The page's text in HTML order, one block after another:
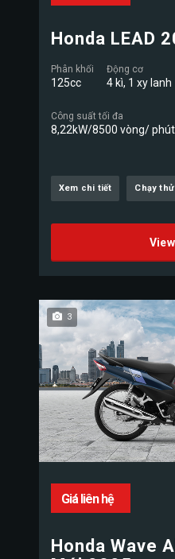
Honda LEAD
Phân khối
125cc
Động cơ
4 kì, 1 xy lanh
Công suất tối đa
8,22kW/8500 vòng/ phút
Xem chi tiết Chạy thử
3
Giá liên hệ
Honda Wave